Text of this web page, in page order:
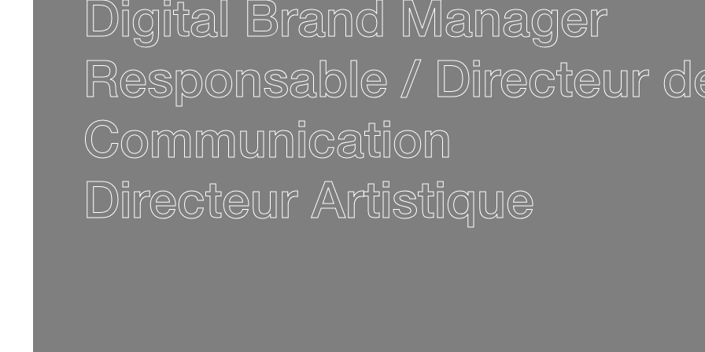
Digital Brand Manager
Responsable / Directeur
Communication
Directeur Artistique